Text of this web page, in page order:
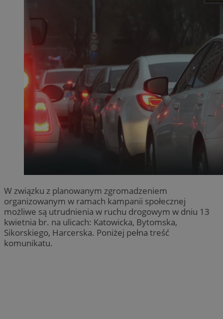
W związku z planowanym zgromadzeniem
organizowanym w ramach kampanii społecznej
możliwe są utrudnienia w ruchu drogowym w dniu 13
kwietnia br. na ulicach: Katowicka, Bytomska,
Sikorskiego, Harcerska. Poniżej pełna treść
komunikatu.